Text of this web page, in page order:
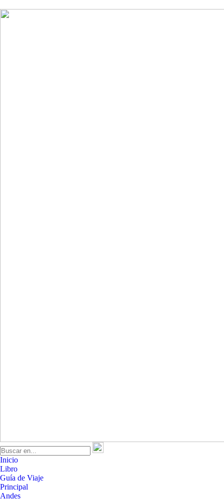
Inicio
Libro
Guía de Viaje
Principal
Andes